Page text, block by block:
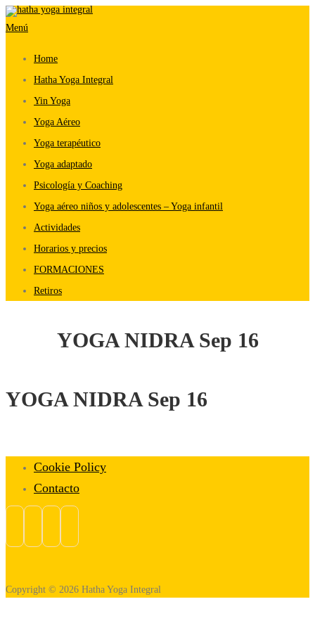
Saltar
al
Menú
Home
Hatha Yoga Integral
Yin Yoga
Yoga Aéreo
Yoga terapéutico
Yoga adaptado
Psicología y Coaching
Yoga aéreo niños y adolescentes – Yoga infantil
Actividades
Horarios y precios
FORMACIONES
Retiros
YOGA NIDRA Sep 16
YOGA NIDRA Sep 16
Cookie Policy
Contacto
Copyright © 2026 Hatha Yoga Integral